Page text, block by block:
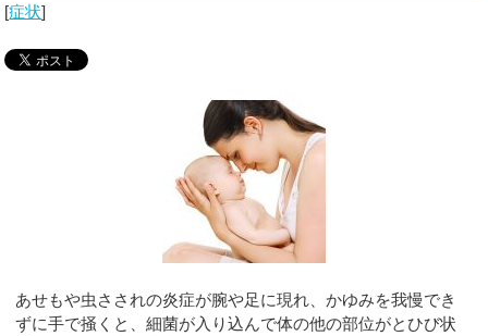
[症状]
あせもや虫さされの炎症が腕や足に現れ、かゆみを我慢でき
ずに手で掻くと、細菌が入り込んで体の他の部位がとひび状